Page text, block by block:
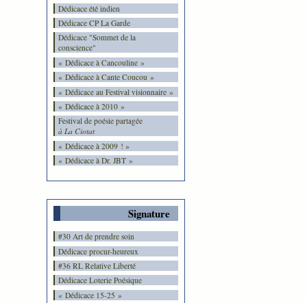
Dédicace été indien
Dédicace CP La Garde
Dédicace "Sommet de la
conscience"
« Dédicace à Cancouline »
« Dédicace à Cante Coucou »
« Dédicace au Festival visionnaire »
« Dédicace à 2010 »
Festival de poésie partagée
à La Ciotat
« Dédicace à 2009 ! »
« Dédicace à Dr. JBT »
Signature
#30 Art de prendre soin
Dédicace procur-heureux
#36 RL Relative Liberté
Dédicace Loterie Poésique
« Dédicace 15-25 »